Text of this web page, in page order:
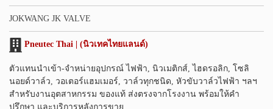
JOKWANG JK VALVE
Pneutec Thai | (นิวเทคไทยแลนด์)
ตัวแทนนำเข้า-จำหน่ายอุปกรณ์ ไฟฟ้า, นิวเมติกส์, ไฮดรอลิก, โซลิ
นอยด์วาล์ว, วอเตอร์แฮมเมอร์, วาล์วทุกชนิด, หัวขับวาล์วไฟฟ้า ฯลฯ
สำหรับงานอุตสาหกรรม ของแท้ ส่งตรงจากโรงงาน พร้อมให้คำ
ปรึกษา และบริการหลังการขาย